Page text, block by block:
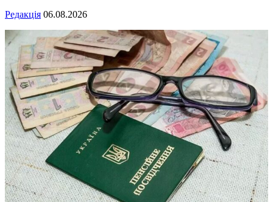
Редакція 06.08.2026